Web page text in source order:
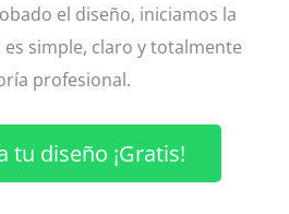
el diseño, iniciamos la
simple, claro y totalmente
profesional.
tu diseño ¡Gratis!